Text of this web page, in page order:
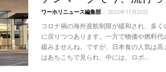
ワーホリニュース編集部 - 2022年11月22日
コロナ禍の海外渡航制限が緩和され、多
に戻りつつあります。一方で物価や燃料
緩みませんね。ですが、日本食の人気は
はあちこちで見られ、中には、ロボ...